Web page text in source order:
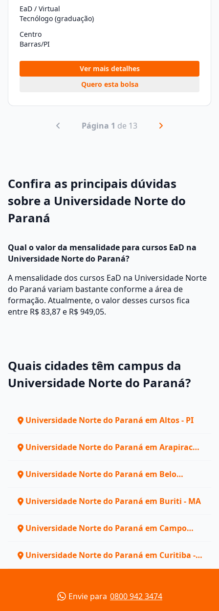
EaD / Virtual
Tecnólogo (graduação)
Centro
Barras/PI
Ver mais detalhes
Quero esta bolsa
Página 1 de 13
Confira as principais dúvidas
sobre a Universidade Norte do
Paraná
Qual o valor da mensalidade para cursos EaD na
Universidade Norte do Paraná?
A mensalidade dos cursos EaD na Universidade Norte
do Paraná variam bastante conforme a área de
formação. Atualmente, o valor desses cursos fica
entre R$ 83,87 e R$ 949,05.
Quais cidades têm campus da
Universidade Norte do Paraná?
Universidade Norte do Paraná em Altos - PI
Universidade Norte do Paraná em Arapiraca -
Universidade Norte do Paraná em Belo
Universidade Norte do Paraná em Buriti - MA
Universidade Norte do Paraná em Campo
Universidade Norte do Paraná em Curitiba -
PR
Envie para 0800 942 3474